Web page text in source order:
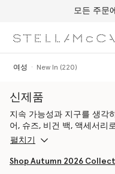
모든 주문
여성 New In (220)
신제품
지속 가능성과 지구를 생각
어, 슈즈, 비건 백, 액세서리
스텔라 맥카트니는 고상하
펼치기
Shop Autumn 2026